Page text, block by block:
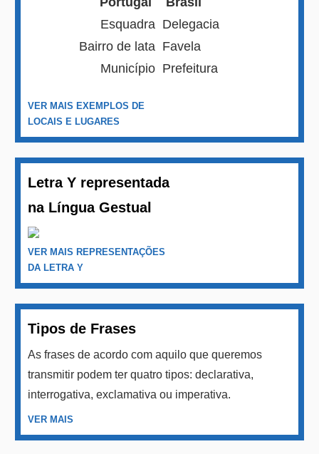
Esquadra Delegacia
Bairro de lata Favela
Município Prefeitura
VER MAIS EXEMPLOS DE
LOCAIS E LUGARES
Letra Y representada
na Língua Gestual
VER MAIS REPRESENTAÇÕES
DA LETRA Y
Tipos de Frases
As frases de acordo com aquilo que queremos
transmitir podem ter quatro tipos: declarativa,
interrogativa, exclamativa ou imperativa.
VER MAIS